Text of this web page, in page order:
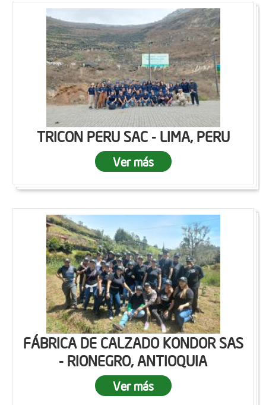
TRICON PERU SAC - LIMA, PERU
Ver más
FÁBRICA DE CALZADO KONDOR SAS
- RIONEGRO, ANTIOQUIA
Ver más